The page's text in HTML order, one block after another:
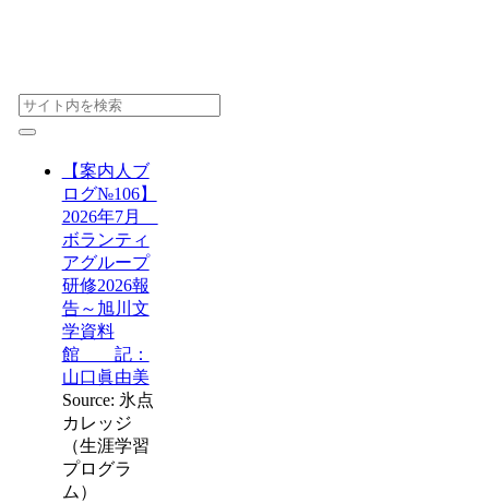
【案内人ブ
ログ№106】
2026年7月
ボランティ
アグループ
研修2026報
告～旭川文
学資料
館 記：
山口眞由美
Source: 氷点
カレッジ
（生涯学習
プログラ
ム）